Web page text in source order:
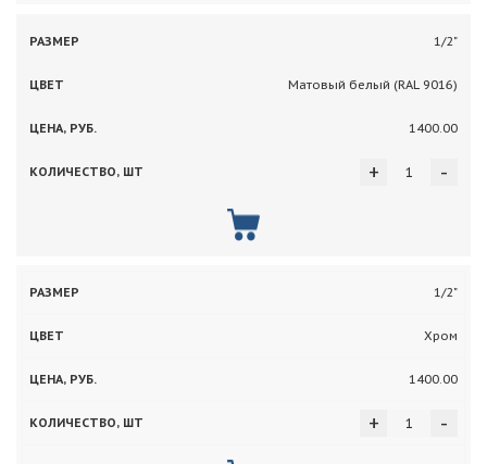
1/2"
Матовый белый (RAL 9016)
1400.00
-
+
1/2"
Хром
1400.00
-
+